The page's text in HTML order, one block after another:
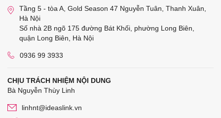
Tầng 5 - tòa A, Gold Season 47 Nguyễn Tuân, Thanh Xuân,
Hà Nội
Số nhà 2B ngõ 175 đường Bát Khối, phường Long Biên,
quận Long Biên, Hà Nội
0936 99 3933
CHỊU TRÁCH NHIỆM NỘI DUNG
Bà Nguyễn Thùy Linh
linhnt@ideaslink.vn